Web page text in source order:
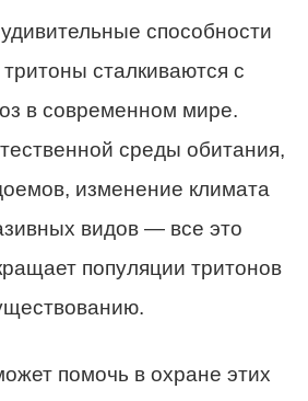
способности
сталкиваются с
в современном мире.
среды обитания,
изменение климата
видов — все это
популяции тритонов
помочь в охране этих